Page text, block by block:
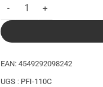
quantité de Cartouche
EAN:4549292098242
UGS : PFI-110C